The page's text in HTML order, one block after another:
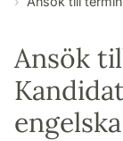
översättning till
Ansök
engelska